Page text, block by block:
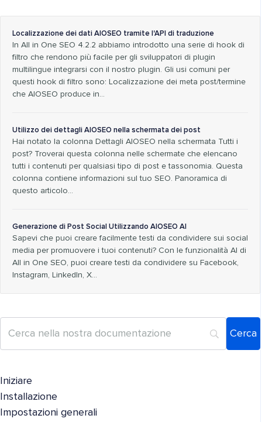
Localizzazione dei dati AIOSEO tramite l'API di traduzione
In All in One SEO 4.2.2 abbiamo introdotto una serie di hook di
filtro che rendono più facile per gli sviluppatori di plugin
multilingue integrarsi con il nostro plugin. Gli usi comuni per
questi hook di filtro sono: Localizzazione dei meta post/termine
che AIOSEO produce in…
Utilizzo dei dettagli AIOSEO nella schermata dei post
Hai notato la colonna Dettagli AIOSEO nella schermata Tutti i
post? Troverai questa colonna nelle schermate che elencano
tutti i contenuti per qualsiasi tipo di post e tassonomia. Questa
colonna contiene informazioni sul tuo SEO. Panoramica di
questo articolo...
Generazione di Post Social Utilizzando AIOSEO AI
Sapevi che puoi creare facilmente testi da condividere sui social
media per promuovere i tuoi contenuti? Con le funzionalità AI di
All in One SEO, puoi creare testi da condividere su Facebook,
Instagram, LinkedIn, X…
Iniziare
Installazione
Impostazioni generali